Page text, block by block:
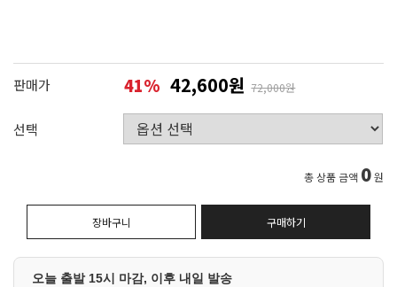
판매가 41% 42,600원 72,000원
선택
총 상품 금액 0원
장바구니 구매하기
오늘 출발 15시 마감, 이후 내일 발송